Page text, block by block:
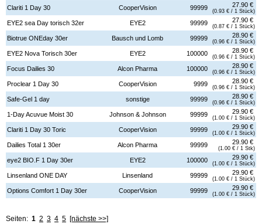
Clariti 1 Day 30 CooperVision 99999 27.90 €
(0.93 € / 1 Stück)
EYE2 sea Day torisch 32er EYE2 99999 27.90 €
(0.87 € / 1 Stück)
Biotrue ONEday 30er Bausch und Lomb 99999 28.90 €
(0.96 € / 1 Stück)
EYE2 Nova Torisch 30er EYE2 100000 28.90 €
(0.96 € / 1 Stück)
Focus Dailies 30 Alcon Pharma 100000 28.90 €
(0.96 € / 1 Stück)
Proclear 1 Day 30 CooperVision 9999 28.90 €
(0.96 € / 1 Stück)
Safe-Gel 1 day sonstige 99999 28.90 €
(0.96 € / 1 Stück)
1-Day Acuvue Moist 30 Johnson & Johnson 99999 29.90 €
(1.00 € / 1 Stück)
Clariti 1 Day 30 Toric CooperVision 99999 29.90 €
(1.00 € / 1 Stück)
Dailies Total 1 30er Alcon Pharma 99999 29.90 €
(1.00 € / 1 Stk)
eye2 BIO.F 1 Day 30er EYE2 100000 29.90 €
(1.00 € / 1 Stück)
Linsenland ONE DAY Linsenland 99999 29.90 €
(1.00 € / 1 Stück)
Options Comfort 1 Day 30er CooperVision 99999 29.90 €
(1.00 € / 1 Stück)
Seiten: 1 2 3 4 5 [nächste >>]